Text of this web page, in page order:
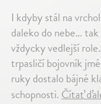
I kdyby stál na
daleko do nebe…
vždycky vedlejší
trpasličí bojovník
ruky dostalo bájné
schopnosti.Čítať